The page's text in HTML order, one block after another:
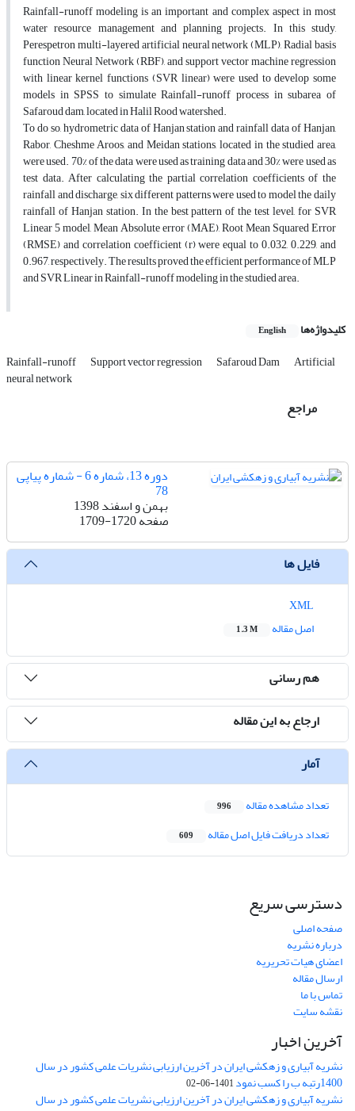
Rainfall-runoff modeling is an important and complex aspect in most
water resource management and planning projects. In this study,
Perespetron multi-layered artificial neural network (MLP), Radial basis
function Neural Network (RBF), and support vector machine regression
with linear kernel functions (SVR linear) were used to develop some
models in SPSS to simulate Rainfall-runoff process in subarea of
Safaroud dam, located in Halil Rood watershed.
To do so, hydrometric data of Hanjan station and rainfall data of Hanjan,
Rabor, Cheshme Aroos, and Meidan stations, located in the studied area,
were used. 70% of the data were used as training data and 30% were used as
test data. After calculating the partial correlation coefficients of the
rainfall and discharge, six different patterns were used to model the daily
rainfall of Hanjan station. In the best pattern of the test level, for SVR
Linear 5 model, Mean Absolute error (MAE), Root Mean Squared Error
(RMSE) and correlation coefficient (r) were equal to 0.032, 0.229, and
0.967, respectively. The results proved the efficient performance of MLP
and SVR Linear in Rainfall-runoff modeling in the studied area.
کلیدواژه‌ها English
Rainfall-runoff Support vector regression Safaroud Dam Artificial
neural network
مراجع
دوره 13، شماره 6 - شماره پیاپی
78
بهمن و اسفند 1398
صفحه1709-1720
فایل ها
اصل مقاله
1.3 M
هم رسانی
ارجاع به این مقاله
آمار
تعداد مشاهده مقاله 996
تعداد دریافت فایل اصل مقاله 609
دسترسی سریع
صفحه اصلی
درباره نشریه
اعضای هیات تحریریه
ارسال مقاله
تماس با ما
نقشه سایت
آخرین اخبار
نشریه آبیاری و زهکشی ایران در آخرین ارزیابی نشریات علمی کشور در سال
1400رتبه ب را کسب نمود 1401-06-02
نشریه آبیاری و زهکشی ایران در آخرین ارزیابی نشریات علمی کشور در سال